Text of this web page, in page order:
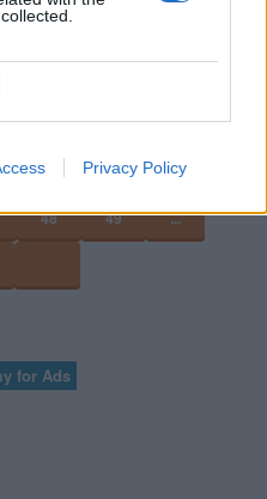
Privacy Policy
Y RESPUESTAS DE LA
PUBLICIDAD DIGITAL
42 43 ...
48 49 ...
for Ads